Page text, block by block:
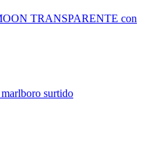
TRANSPARENTE con
surtido